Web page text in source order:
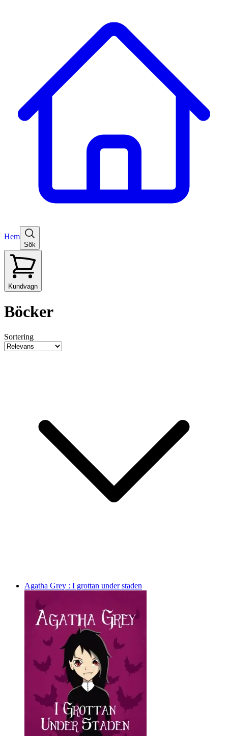
Hem
Sök
Kundvagn
Böcker
Sortering
Agatha Grey : I grottan under staden